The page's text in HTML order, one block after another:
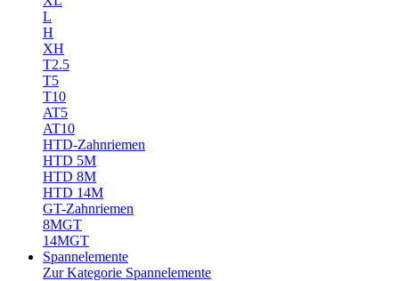
L
H
XH
T2.5
T5
T10
AT5
AT10
HTD-Zahnriemen
HTD 5M
HTD 8M
HTD 14M
GT-Zahnriemen
8MGT
14MGT
Spannelemente
Zur Kategorie Spannelemente